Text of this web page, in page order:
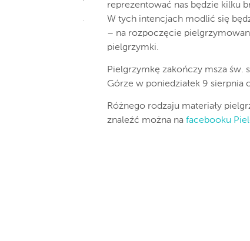
reprezentować nas będzie kilku
W tych intencjach modlić się
– na rozpoczęcie
pielgrzymki.
Pielgrzymkę zakończy msza św.
Górze w poniedziałek 9 sierpnia
Różnego rodzaju materiały
znaleźć można na facebooku